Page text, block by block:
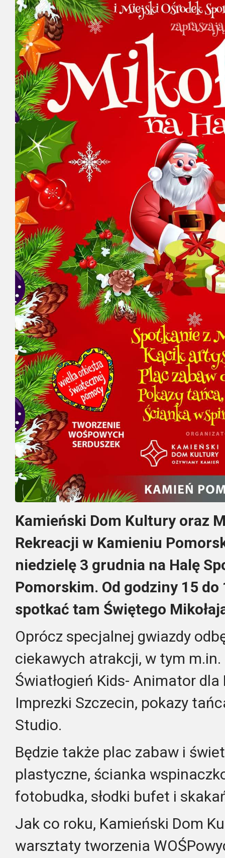
Kamieński Dom Kultury oraz
Rekreacji w Kamieniu
niedzielę 3 grudnia na Halę
Pomorskim. Od godziny 15 do
spotkać tam Świętego
Oprócz specjalnej gwiazdy
ciekawych atrakcji, w tym
Światłogień Kids- Animator
Imprezki Szczecin, pokazy
Studio.
Będzie także plac zabaw i
plastyczne, ścianka
fotobudka, słodki bufet i
Jak co roku, Kamieński Dom
warsztaty tworzenia